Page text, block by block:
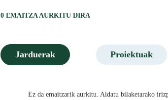
0 EMAITZA AURKITU DIRA
Jarduerak Proiektuak
Ez da emaitzarik aurkitu. Aldatu bilaketarako